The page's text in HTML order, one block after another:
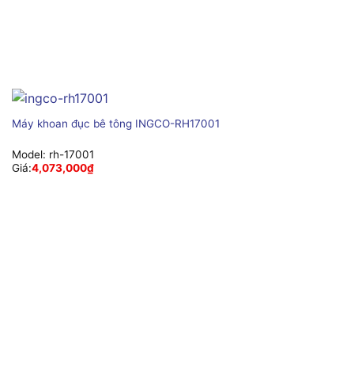
Máy khoan đục bê tông INGCO-RH17001
Model: rh-17001
Giá:4,073,000₫